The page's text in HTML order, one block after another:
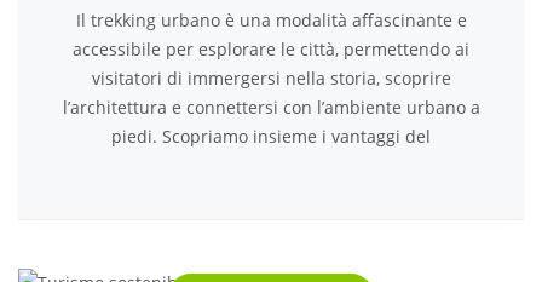
Il trekking urbano è una modalità affascinante e
accessibile per esplorare le città, permettendo ai
visitatori di immergersi nella storia, scoprire
l’architettura e connettersi con l’ambiente urbano a
piedi. Scopriamo insieme i vantaggi del